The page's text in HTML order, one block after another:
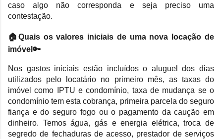
caso algo não corresponda e seja preciso uma
contestação.
🏠Quais os valores iniciais de uma nova locação de
imóvel🔑
Nos gastos iniciais estão incluídos o aluguel dos dias
utilizados pelo locatário no primeiro mês, as taxas do
imóvel como IPTU e condomínio, taxa de mudança se o
condomínio tem esta cobrança, primeira parcela do seguro
fiança e do seguro fogo ou o pagamento da caução em
dinheiro. Temos água, gás e energia elétrica, troca de
segredo de fechaduras de acesso, prestador de serviços